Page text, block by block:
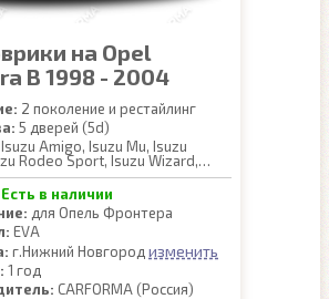
на Opel
B 1998 - 2004
2 поколение и рестайлинг
5 дверей (5d)
Isuzu Amigo, Isuzu Mu, Isuzu
Rodeo Sport, Isuzu Wizard,
Sport, Honda Jazz, Honda
Есть в наличии
для Опель Фронтера
EVA
г.Нижний Новгород изменить
1 год
CARFORMA (Россия)